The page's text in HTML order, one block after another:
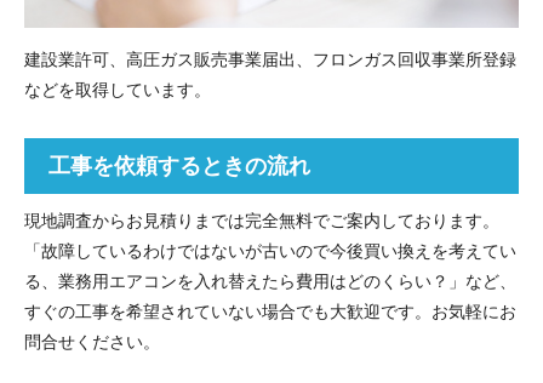
建設業許可、高圧ガス販売事業届出、フロンガス回収事業所登録
などを取得しています。
工事を依頼するときの流れ
現地調査からお見積りまでは完全無料でご案内しております。
「故障しているわけではないが古いので今後買い換えを考えてい
る、業務用エアコンを入れ替えたら費用はどのくらい？」など、
すぐの工事を希望されていない場合でも大歓迎です。お気軽にお
問合せください。